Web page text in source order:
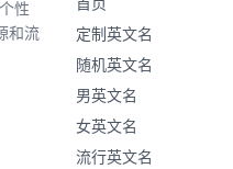
性
和流
定制英文名
随机英文名
男英文名
女英文名
流行英文名